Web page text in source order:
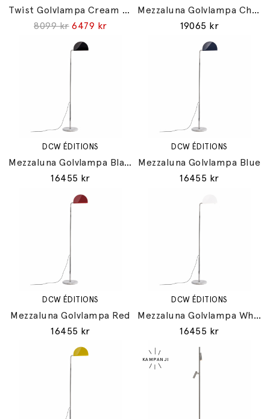
Twist Golvlampa Cream White
8099 kr 6479 kr
Mezzaluna Golvlampa Chrome
19065 kr
DCW ÉDITIONS
Mezzaluna Golvlampa Black
16455 kr
DCW ÉDITIONS
Mezzaluna Golvlampa Blue
16455 kr
DCW ÉDITIONS
Mezzaluna Golvlampa Red
16455 kr
DCW ÉDITIONS
Mezzaluna Golvlampa White
16455 kr